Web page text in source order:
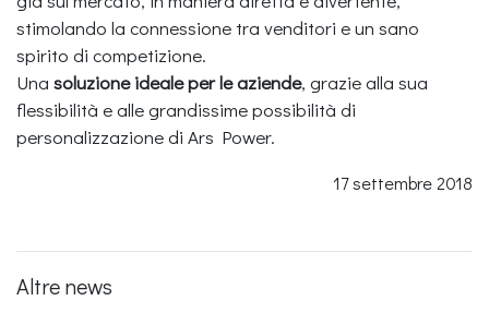
stimolando la connessione tra venditori e un sano
spirito di competizione.
Una soluzione ideale per le aziende, grazie alla sua
flessibilità e alle grandissime possibilità di
personalizzazione di Ars Power.
17 settembre 2018
Altre news